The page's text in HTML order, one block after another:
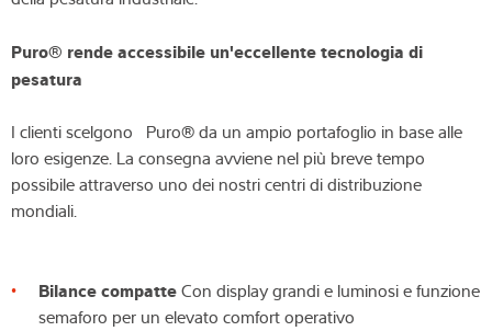
Puro® rende accessibile un'eccellente tecnologia di
pesatura
I clienti scelgono Puro® da un ampio portafoglio in base alle
loro esigenze. La consegna avviene nel più breve tempo
possibile attraverso uno dei nostri centri di distribuzione
mondiali.
Bilance compatteCon display grandi e luminosi e funzione
semaforo per un elevato comfort operativo